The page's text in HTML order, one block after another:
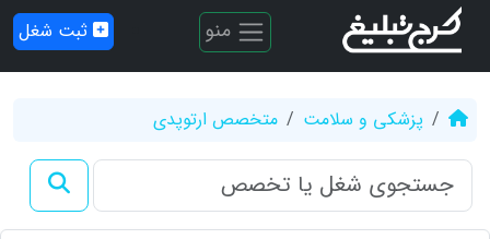
منو ثبت شغل
پزشکی و سلامت متخصص ارتوپدی